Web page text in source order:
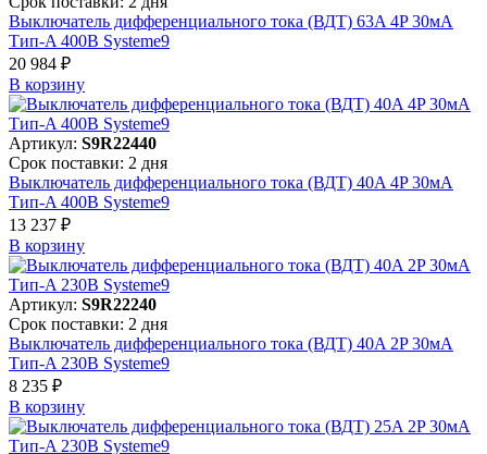
Выключатель дифференциального тока (ВДТ) 63A 4P 30мА
Тип-A 400В Systeme9
20 984 ₽
В корзинy
Артикул: S9R22440
Срок поставки: 2 дня
Выключатель дифференциального тока (ВДТ) 40A 4P 30мА
Тип-A 400В Systeme9
13 237 ₽
В корзинy
Артикул: S9R22240
Срок поставки: 2 дня
Выключатель дифференциального тока (ВДТ) 40A 2P 30мА
Тип-A 230В Systeme9
8 235 ₽
В корзинy